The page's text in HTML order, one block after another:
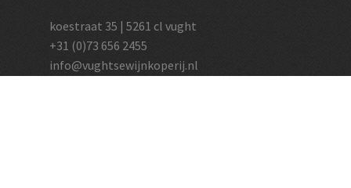
koestraat 35 | 5261 cl vught
+31 (0)73 656 2455
info@vughtsewijnkoperij.nl